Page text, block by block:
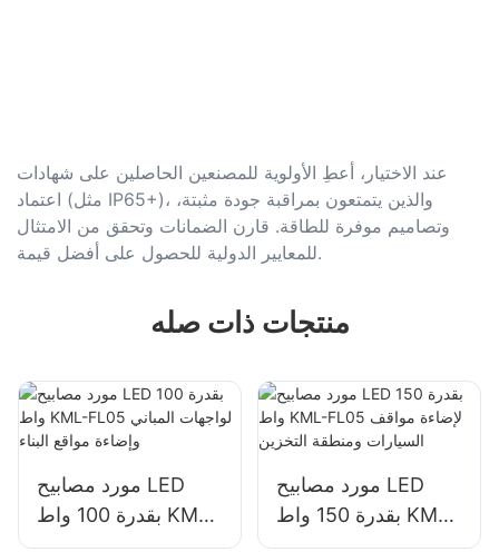
عند الاختيار، أعطِ الأولوية للمصنعين الحاصلين على شهادات
اعتماد (مثل IP65+)، والذين يتمتعون بمراقبة جودة مثبتة،
وتصاميم موفرة للطاقة. قارن الضمانات وتحقق من الامتثال
للمعايير الدولية للحصول على أفضل قيمة.
منتجات ذات صله
مورد مصابيح LED
بقدرة 100 واط KML-
FL05 لواجهات المباني
مورد مصابيح LED
بقدرة 150 واط KML-
FL05 لإضاءة مواقف